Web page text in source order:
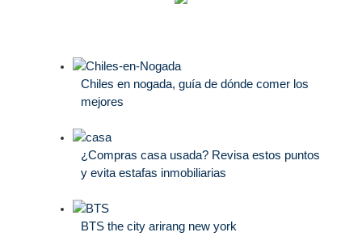
Chiles en nogada, guía de dónde comer los
mejores
¿Compras casa usada? Revisa estos puntos
y evita estafas inmobiliarias
BTS the city arirang new york